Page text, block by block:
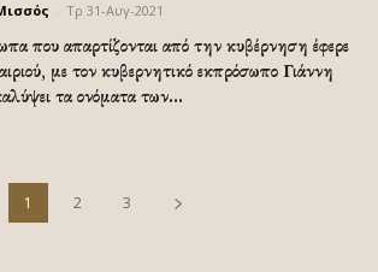
Τρ 31-Αυγ-2021
που απαρτίζονται από την κυβέρνηση έφερε
με τον κυβερνητικό εκπρόσωπο Γιάννη
τα ονόματα των...
1 2 3